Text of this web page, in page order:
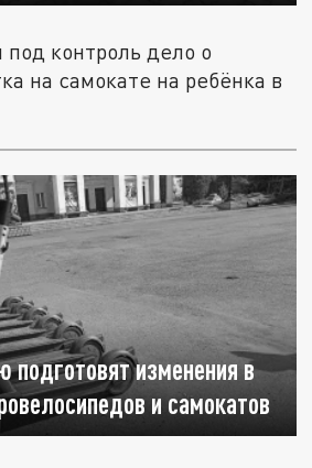
под контроль дело о
на самокате на ребёнка в
подготовят изменения в
и самокатов